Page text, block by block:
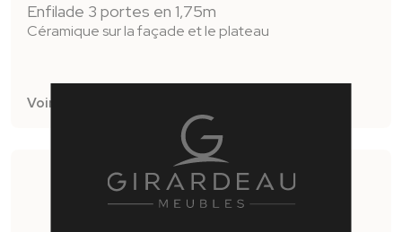
Enfilade 3 portes en 1,75m
Céramique sur la façade et le plateau
Voir la fiche produit